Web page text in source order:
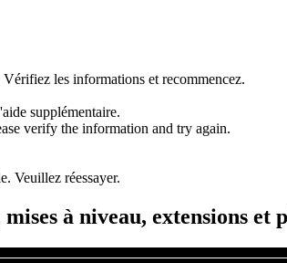
les informations et recommencez.
supplémentaire.
verify the information and try again.
Veuillez réessayer.
à niveau, extensions et